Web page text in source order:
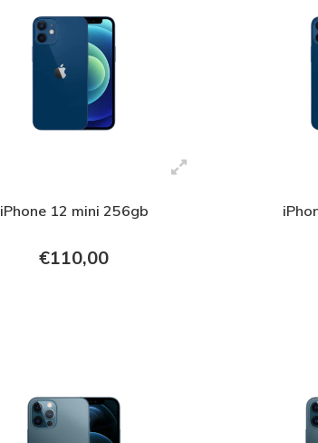
iPhone 12 mini 256gb
€110,00